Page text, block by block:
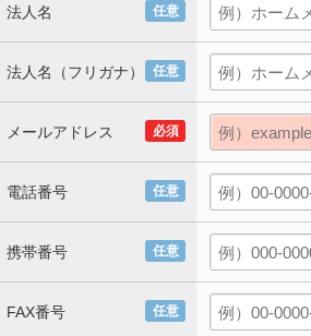
任意
法人名
任意
法人名（フリガナ）
必須
メールアドレス
任意
電話番号
任意
携帯番号
任意
FAX番号